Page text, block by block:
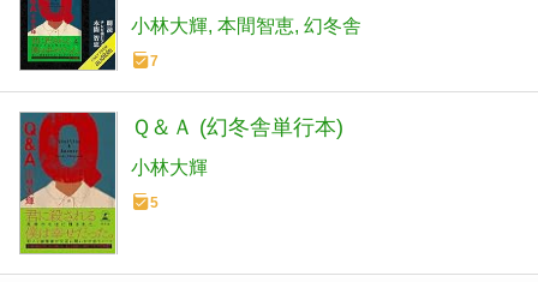
小林大輝 本間智恵 幻冬舎
7
Ｑ＆Ａ (幻冬舎単行本)
小林大輝
5